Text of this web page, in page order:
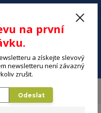
Menu
na první
a získejte slevový
newsletteru není závazný
zrušit.
Odeslat